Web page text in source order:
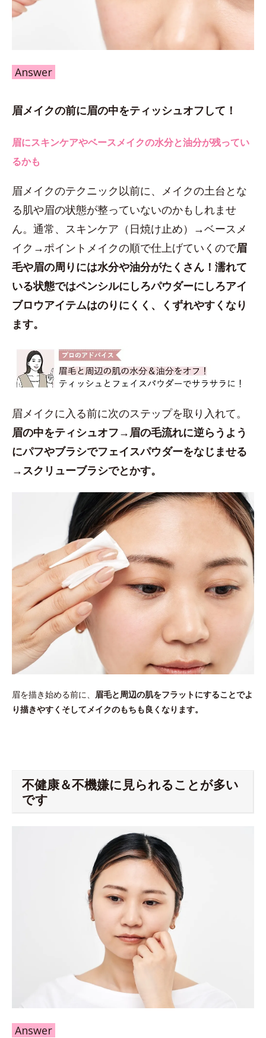
Answer
眉メイクの前に眉の中をティッシュオフして！
眉にスキンケアやベースメイクの水分と油分が残ってい
るかも
眉メイクのテクニック以前に、メイクの土台とな
る肌や眉の状態が整っていないのかもしれませ
ん。通常、スキンケア（日焼け止め）→ベースメ
イク→ポイントメイクの順で仕上げていくので眉
毛や眉の周りには水分や油分がたくさん！濡れて
いる状態ではペンシルにしろパウダーにしろアイ
ブロウアイテムはのりにくく、くずれやすくなり
ます。
眉メイクに入る前に次のステップを取り入れて。
眉の中をティシュオフ→眉の毛流れに逆らうよう
にパフやブラシでフェイスパウダーをなじませる
→スクリューブラシでとかす。
眉を描き始める前に、 眉毛と周辺の肌をフラットにすることでよ
り描きやすくそしてメイクのもちも良くなります。
不健康＆不機嫌に見られることが多い
です
Answer